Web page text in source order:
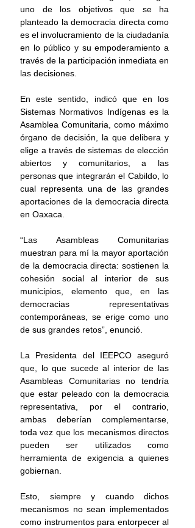
uno de los objetivos que se ha
planteado la democracia directa como
es el involucramiento de la ciudadanía
en lo público y su empoderamiento a
través de la participación inmediata en
las decisiones.
En este sentido, indicó que en los
Sistemas Normativos Indígenas es la
Asamblea Comunitaria, como máximo
órgano de decisión, la que delibera y
elige a través de sistemas de elección
abiertos y comunitarios, a las
personas que integrarán el Cabildo, lo
cual representa una de las grandes
aportaciones de la democracia directa
en Oaxaca.
“Las Asambleas Comunitarias
muestran para mí la mayor aportación
de la democracia directa: sostienen la
cohesión social al interior de sus
municipios, elemento que, en las
democracias representativas
contemporáneas, se erige como uno
de sus grandes retos”, enunció.
La Presidenta del IEEPCO aseguró
que, lo que sucede al interior de las
Asambleas Comunitarias no tendría
que estar peleado con la democracia
representativa, por el contrario,
ambas deberían complementarse,
toda vez que los mecanismos directos
pueden ser utilizados como
herramienta de exigencia a quienes
gobiernan.
Esto, siempre y cuando dichos
mecanismos no sean implementados
como instrumentos para entorpecer al